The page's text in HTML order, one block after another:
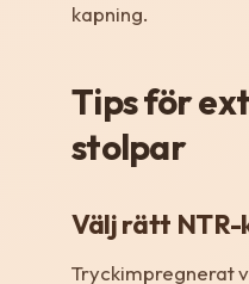
kapning.
Tips för
stolpar
Välj rätt NTR-
Tryckimpregnerat